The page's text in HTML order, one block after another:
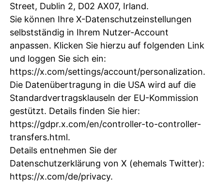
Street, Dublin 2, D02 AX07, Irland.
Sie können Ihre X-Datenschutzeinstellungen
selbstständig in Ihrem Nutzer-Account
anpassen. Klicken Sie hierzu auf folgenden Link
und loggen Sie sich ein:
https://x.com/settings/account/personalization.
Die Datenübertragung in die USA wird auf die
Standardvertragsklauseln der EU-Kommission
gestützt. Details finden Sie hier:
https://gdpr.x.com/en/controller-to-controller-
transfers.html.
Details entnehmen Sie der
Datenschutzerklärung von X (ehemals Twitter):
https://x.com/de/privacy.